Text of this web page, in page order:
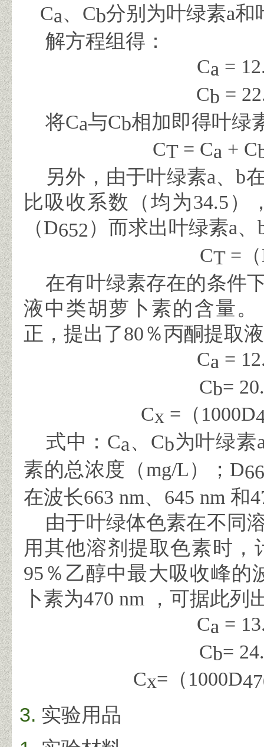
Ca、 Cb分别为叶绿素a和
解方程组得：
Ca =
Cb =
将Ca与Cb相加即得叶绿
CT = Ca + C
另外，由于叶绿素a、b
比吸收系数（均为34.5 ）
（D652）而求出叶绿素a、
CT = （
在有叶绿素存在的条件
液中类胡萝卜素的含量
正，提出了80％丙酮提取
Ca =
Cb=
Cx = （ 1000D
式中： Ca、 Cb为叶绿素
素的总浓度（mg/L）； D
在波长663 nm、 645 nm 和
由于叶绿体色素在不同
用其他溶剂提取色素时
95 ％乙醇中最大吸收峰的
卜素为470 nm
，可据此
Ca =
Cb=
Cx= （ 1000D
实验用品